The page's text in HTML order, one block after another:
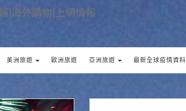
|海外購物|上網情報
美洲旅遊 歐洲旅遊 亞洲旅遊 最新全球疫情資料